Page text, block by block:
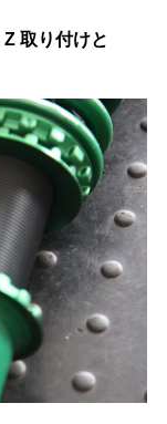
取り付けと